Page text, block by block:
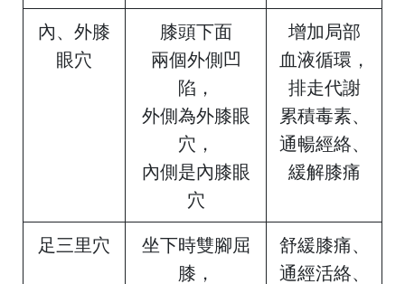
內、外膝
眼穴
膝頭下面
兩個外側凹
陷，
外側為外膝眼
穴，
內側是內膝眼
穴
增加局部
血液循環，
排走代謝
累積毒素、
通暢經絡、
緩解膝痛
足三里穴
坐下時雙腳屈
膝，
舒緩膝痛、
通經活絡、